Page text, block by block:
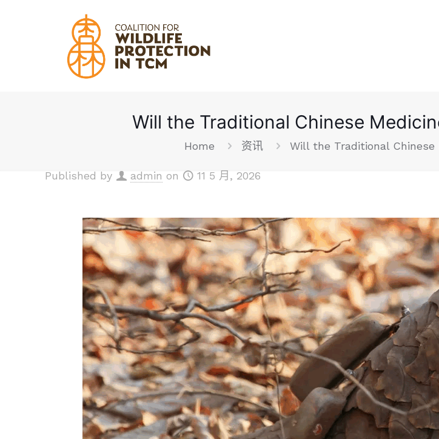
Will the Traditional Chinese
Home 资讯 Will the Traditional
Published by admin on 11 5 月, 2026